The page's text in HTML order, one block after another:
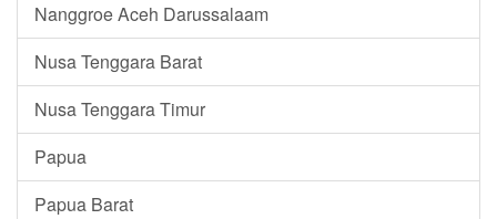
Nanggroe Aceh Darussalaam
Nusa Tenggara Barat
Nusa Tenggara Timur
Papua
Papua Barat